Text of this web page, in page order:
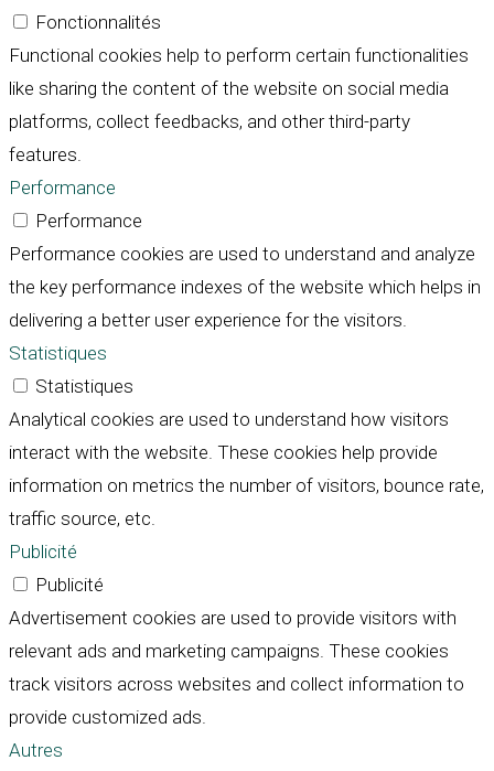
Fonctionnalités
Functional cookies help to perform certain functionalities
like sharing the content of the website on social media
platforms, collect feedbacks, and other third-party
features.
Performance
Performance
Performance cookies are used to understand and analyze
the key performance indexes of the website which helps in
delivering a better user experience for the visitors.
Statistiques
Statistiques
Analytical cookies are used to understand how visitors
interact with the website. These cookies help provide
information on metrics the number of visitors, bounce rate,
traffic source, etc.
Publicité
Publicité
Advertisement cookies are used to provide visitors with
relevant ads and marketing campaigns. These cookies
track visitors across websites and collect information to
provide customized ads.
Autres